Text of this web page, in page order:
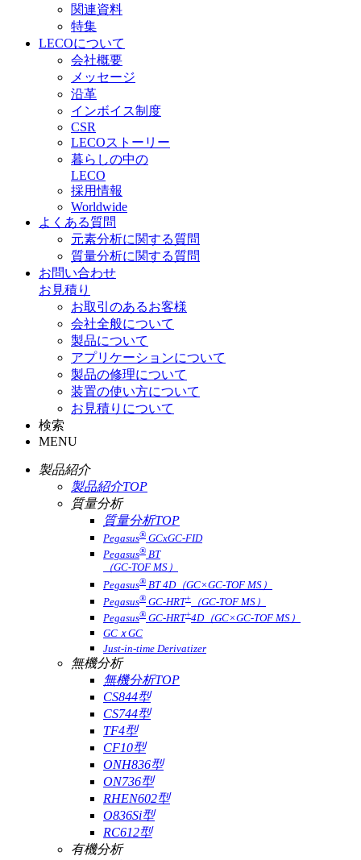
関連資料
特集
LECOについて
会社概要
メッセージ
沿革
インボイス制度
CSR
LECOストーリー
暮らしの中の
LECO
採用情報
Worldwide
よくある質問
元素分析に関する質問
質量分析に関する質問
お問い合わせ
お見積り
お取引のあるお客様
会社全般について
製品について
アプリケーションについて
製品の修理について
装置の使い方について
お見積りについて
検索
MENU
製品紹介
製品紹介TOP
質量分析
質量分析TOP
Pegasus® GCxGC-FID
Pegasus® BT
（GC-TOF MS）
Pegasus® BT 4D（GC×GC-TOF MS）
Pegasus® GC-HRT+
（GC-TOF MS）
Pegasus® GC-HRT+4D（GC×GC-TOF MS）
GCｘGC
Just-in-time Derivatizer
無機分析
無機分析TOP
CS844型
CS744型
TF4型
CF10型
ONH836型
ON736型
RHEN602型
O836Si型
RC612型
有機分析